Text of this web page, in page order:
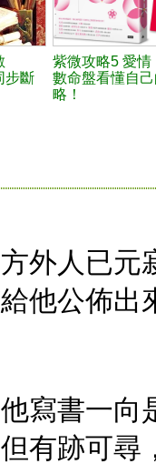
步斷
紫微攻略5 愛情
數命盤看懂自
略！
人已元寂
他公佈出
書一向是
有跡可尋